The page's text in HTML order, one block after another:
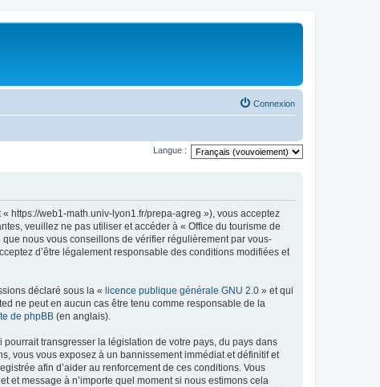
Connexion
Langue :
https://web1-math.univ-lyon1.fr/prepa-agreg »), vous acceptez
veuillez ne pas utiliser et accéder à « Office du tourisme de
nous vous conseillons de vérifier régulièrement par vous-
d’être légalement responsable des conditions modifiées et
déclaré sous la « licence publique générale GNU 2.0 » et qui
ne peut en aucun cas être tenu comme responsable de la
de phpBB (en anglais).
transgresser la législation de votre pays, du pays dans
vous vous exposez à un bannissement immédiat et définitif et
afin d’aider au renforcement de ces conditions. Vous
et message à n’importe quel moment si nous estimons cela